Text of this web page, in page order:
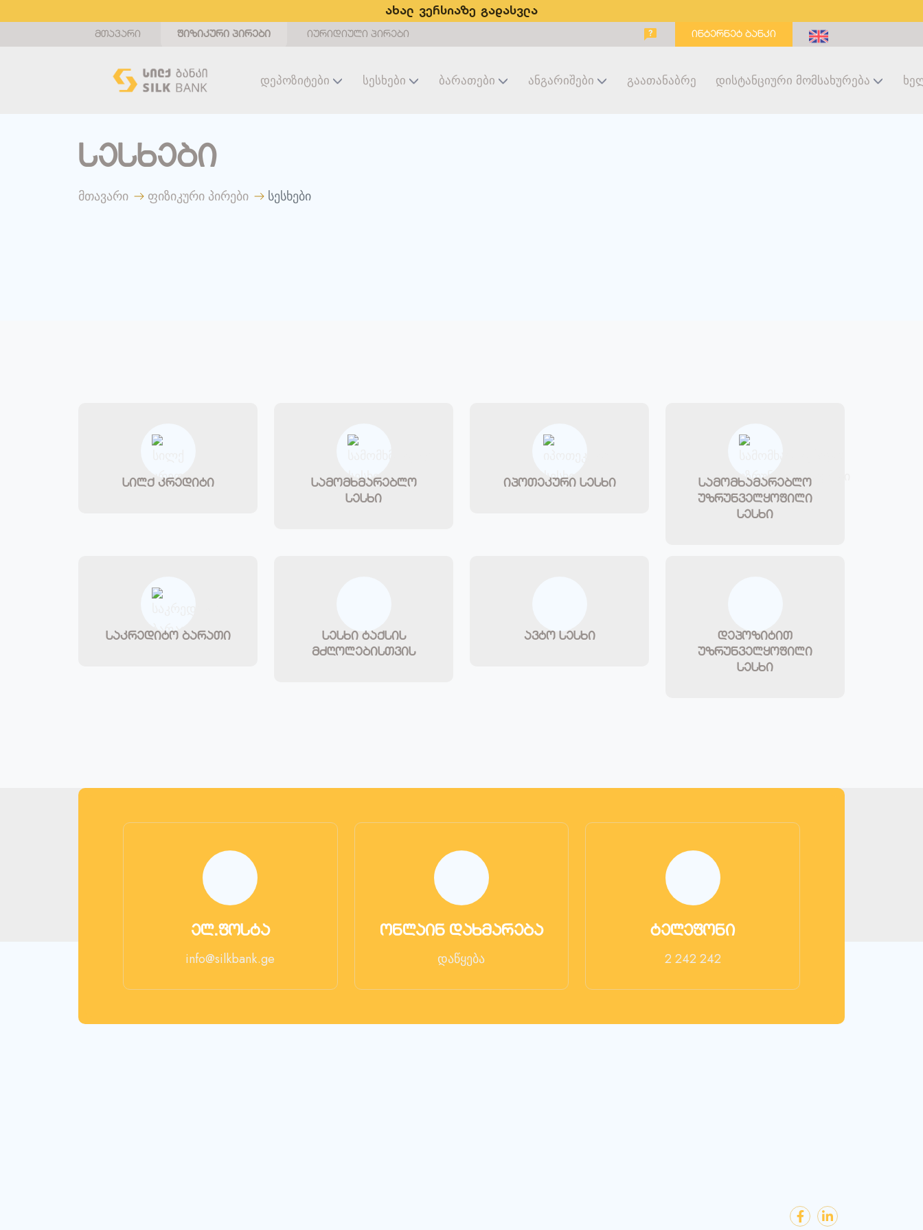
ახალ ვერსიაზე გადასვლა
მთავარი ფიზიკური პირები იურიდიული პირები ინტერნეტ ბანკი
Დეპოზიტები Სესხები Ბარათები Ანგარიშები Გაათანაბრე Დისტანციური Მომსახურება
სესხები
მთავარი ფიზიკური პირები სესხები
სილქ კრედიტი
სამომხმარებლო
სესხი
იპოთეკური სესხი
სამომხამარებლო
უზრუნველყოფილი
სესხი
საკრედიტო ბარათი
სესხი ტაქსის
მძღოლებისთვის
ავტო სესხი
დეპოზიტით
უზრუნველყოფილი
სესხი
ელ.ფოსტა
info@silkbank.ge
ონლაინ დახმარება
დაწყება
ტელეფონი
2 242 242